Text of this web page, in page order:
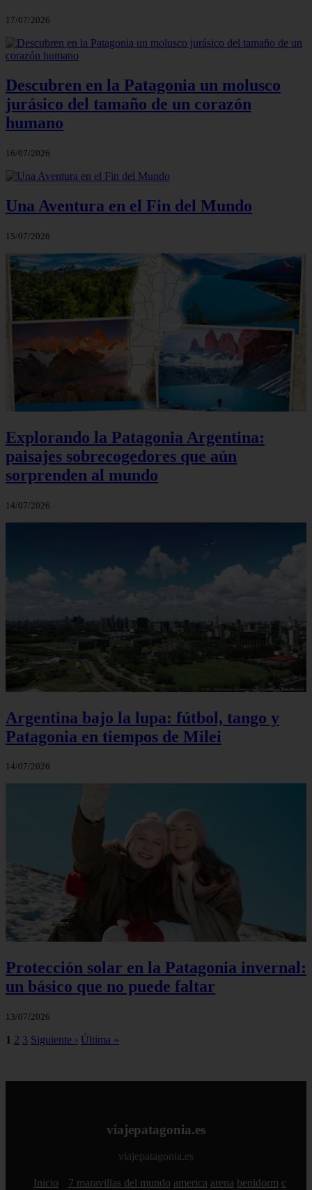
17/07/2026
Descubren en la Patagonia un molusco
jurásico del tamaño de un corazón
humano
16/07/2026
Una Aventura en el Fin del Mundo
15/07/2026
Explorando la Patagonia Argentina:
paisajes sobrecogedores que aún
sorprenden al mundo
14/07/2026
Argentina bajo la lupa: fútbol, tango y
Patagonia en tiempos de Milei
14/07/2026
Protección solar en la Patagonia invernal:
un básico que no puede faltar
13/07/2026
1 2 3 Siguiente › Última »
viajepatagonia.es
viajepatagonia.es
Inicio 7 maravillas del mundo america arena benidorm c